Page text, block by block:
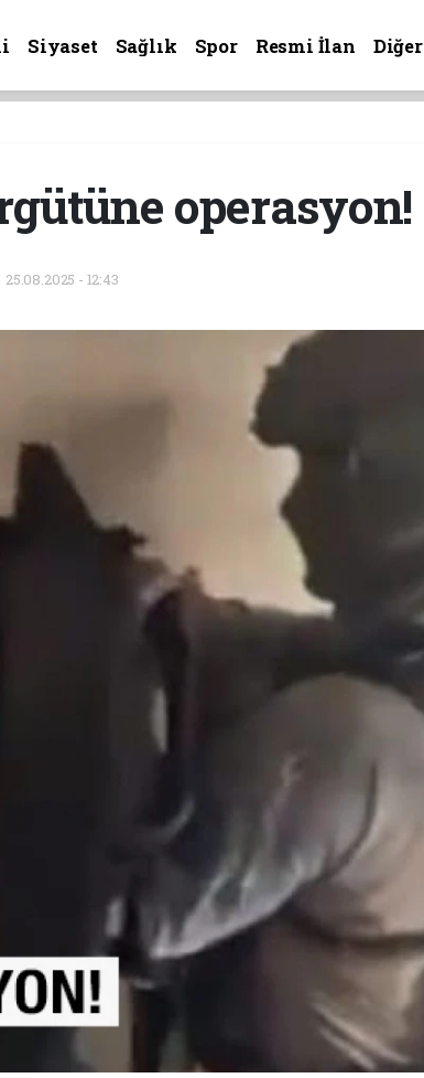
Siyaset Sağlık Spor Resmi İlan Diğer
operasyon!
25.08.2025 - 12:43